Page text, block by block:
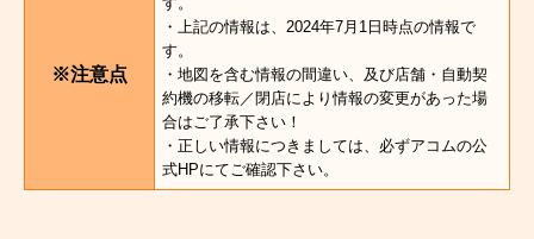
※注意点
・上記の情報は、2024年7月1日時点の情報で
す。
・地図を含む情報の間違い、及び店舗・自動契
約機の移転／閉店により情報の変更があった場
合はご了承下さい！
・正しい情報につきましては、必ずアコムの公
式HPにてご確認下さい。